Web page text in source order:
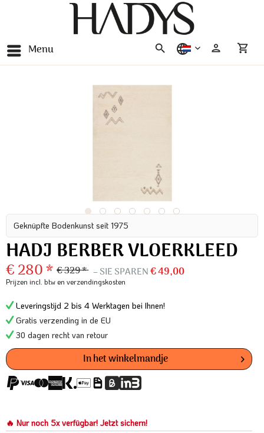
Menu nederlands
Geknüpfte Bodenkunst seit 1975
HADJ BERBER VLOERKLEED
€ 280 * € 329 * – SIE SPAREN€ 49,00
Prijzen incl. btwen verzendingskosten
Leveringstijd 2 bis 4 Werktagen bei Ihnen!
Gratis verzending in de EU
30 dagen recht van retour
In het winkelmandje
🔥 Nur noch 5x verfügbar! Jetzt sichern!